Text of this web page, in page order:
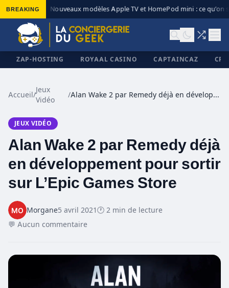
BREAKING Nouveaux modèles Apple TV et HomePod mini : ce qu’on
ZAP-HOSTING ROYAAL CASINO CAPTAINCAZ
Accueil/
Jeux
Vidéo
/ Alan Wake 2 par Remedy déjà en développement pour sortir sur L’Epic Games Store
JEUX VIDÉO
Alan Wake 2 par Remedy déjà
en développement pour sortir
sur L’Epic Games Store
Morgane5 avril 2021🕐 2 min de lecture
💬 Aucun commentaire